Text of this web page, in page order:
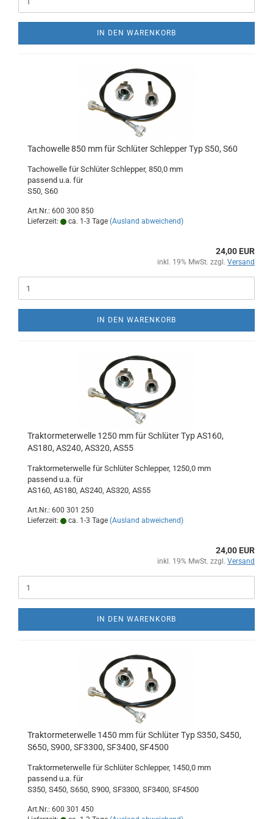
IN DEN WARENKORB
Tachowelle 850 mm für Schlüter Schlepper Typ S50, S60
Tachowelle für Schlüter Schlepper, 850,0 mm
passend u.a. für
S50, S60
Art.Nr.: 600 300 850
Lieferzeit:
ca. 1-3 Tage (Ausland abweichend)
24,00 EUR
inkl. 19% MwSt. zzgl. Versand
IN DEN WARENKORB
Traktormeterwelle 1250 mm für Schlüter Typ AS160,
AS180, AS240, AS320, AS55
Traktormeterwelle für Schlüter Schlepper, 1250,0 mm
passend u.a. für
AS160, AS180, AS240, AS320, AS55
Art.Nr.: 600 301 250
Lieferzeit:
ca. 1-3 Tage (Ausland abweichend)
24,00 EUR
inkl. 19% MwSt. zzgl. Versand
IN DEN WARENKORB
Traktormeterwelle 1450 mm für Schlüter Typ S350, S450,
S650, S900, SF3300, SF3400, SF4500
Traktormeterwelle für Schlüter Schlepper, 1450,0 mm
passend u.a. für
S350, S450, S650, S900, SF3300, SF3400, SF4500
Art.Nr.: 600 301 450